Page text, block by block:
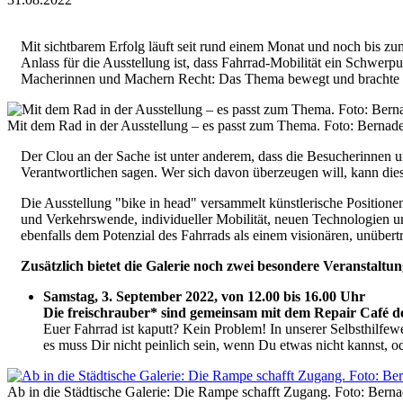
Mit sichtbarem Erfolg läuft seit rund einem Monat und noch bis
Anlass für die Ausstellung ist, dass Fahrrad-Mobilität ein
Macherinnen und Machern Recht: Das Thema bewegt und
Mit dem Rad in der Ausstellung – es passt zum Thema. Foto:
Der Clou an der Sache ist unter anderem, dass die
Verantwortlichen sagen. Wer sich davon überzeugen will, kann
Die Ausstellung "bike in head" versammelt künstlerische
und Verkehrswende, individueller Mobilität, neuen Technologien
ebenfalls dem Potenzial des Fahrrads als einem visionären,
Zusätzlich bietet die Galerie noch zwei besondere
Samstag, 3. September 2022, von 12.00 bis 16.00 Uhr
Die freischrauber* sind gemeinsam mit dem Repair Café
Euer Fahrrad ist kaputt? Kein Problem! In unserer
es muss Dir nicht peinlich sein, wenn Du etwas nicht kannst,
Ab in die Städtische Galerie: Die Rampe schafft Zugang. Foto: